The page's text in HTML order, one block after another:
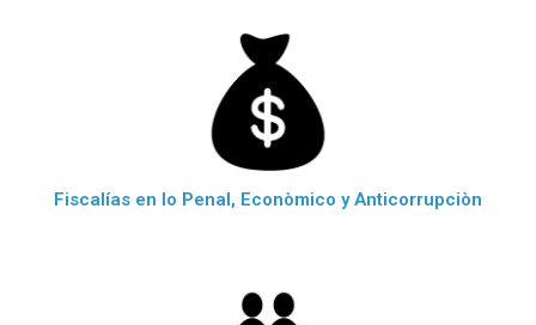
Fiscalías en lo Penal, Econòmico y Anticorrupciòn